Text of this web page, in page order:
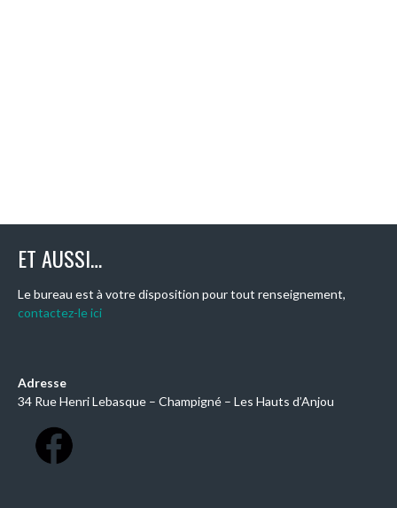
ET AUSSI…
Le bureau est à votre disposition pour tout renseignement,
contactez-le ici
Adresse
34 Rue Henri Lebasque – Champigné – Les Hauts d’Anjou